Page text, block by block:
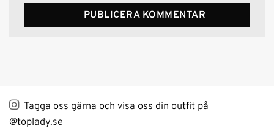
Tagga oss gärna och visa oss din outfit på
@toplady.se